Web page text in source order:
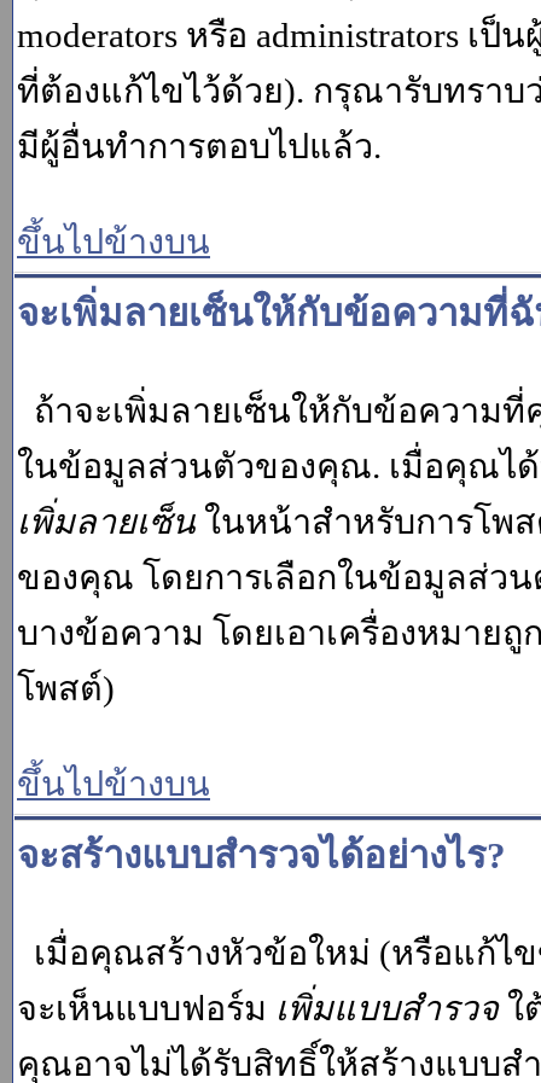
moderators หรือ administrators เ
ที่ต้องแก้ไขไว้ด้วย). กรุณารับทรา
มีผู้อื่นทำการตอบไปแล้ว.
ขึ้นไปข้างบน
จะเพิ่มลายเซ็นให้กับข้อความที่
ถ้าจะเพิ่มลายเซ็นให้กับข้อความ
ในข้อมูลส่วนตัวของคุณ. เมื่อคุณไ
เพิ่มลายเซ็น ในหน้าสำหรับการโพ
ของคุณ โดยการเลือกในข้อมูลส่ว
บางข้อความ โดยเอาเครื่องหมาย
โพสต์)
ขึ้นไปข้างบน
จะสร้างแบบสำรวจได้อย่างไร?
เมื่อคุณสร้างหัวข้อใหม่ (หรือแก้
จะเห็นแบบฟอร์ม เพิ่มแบบสำรวจใ
คุณอาจไม่ได้รับสิทธิ์ให้สร้างแบบส